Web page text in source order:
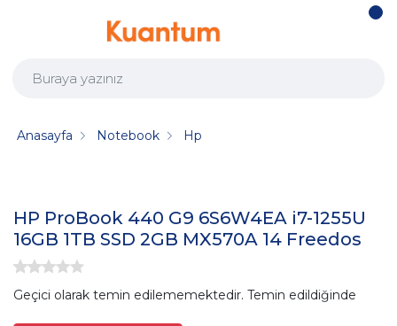
Anasayfa Notebook Hp
HP ProBook 440 G9 6S6W4EA i7-1255U
16GB 1TB SSD 2GB MX570A 14 Freedos
Geçici olarak temin edilememektedir. Temin edildiğinde